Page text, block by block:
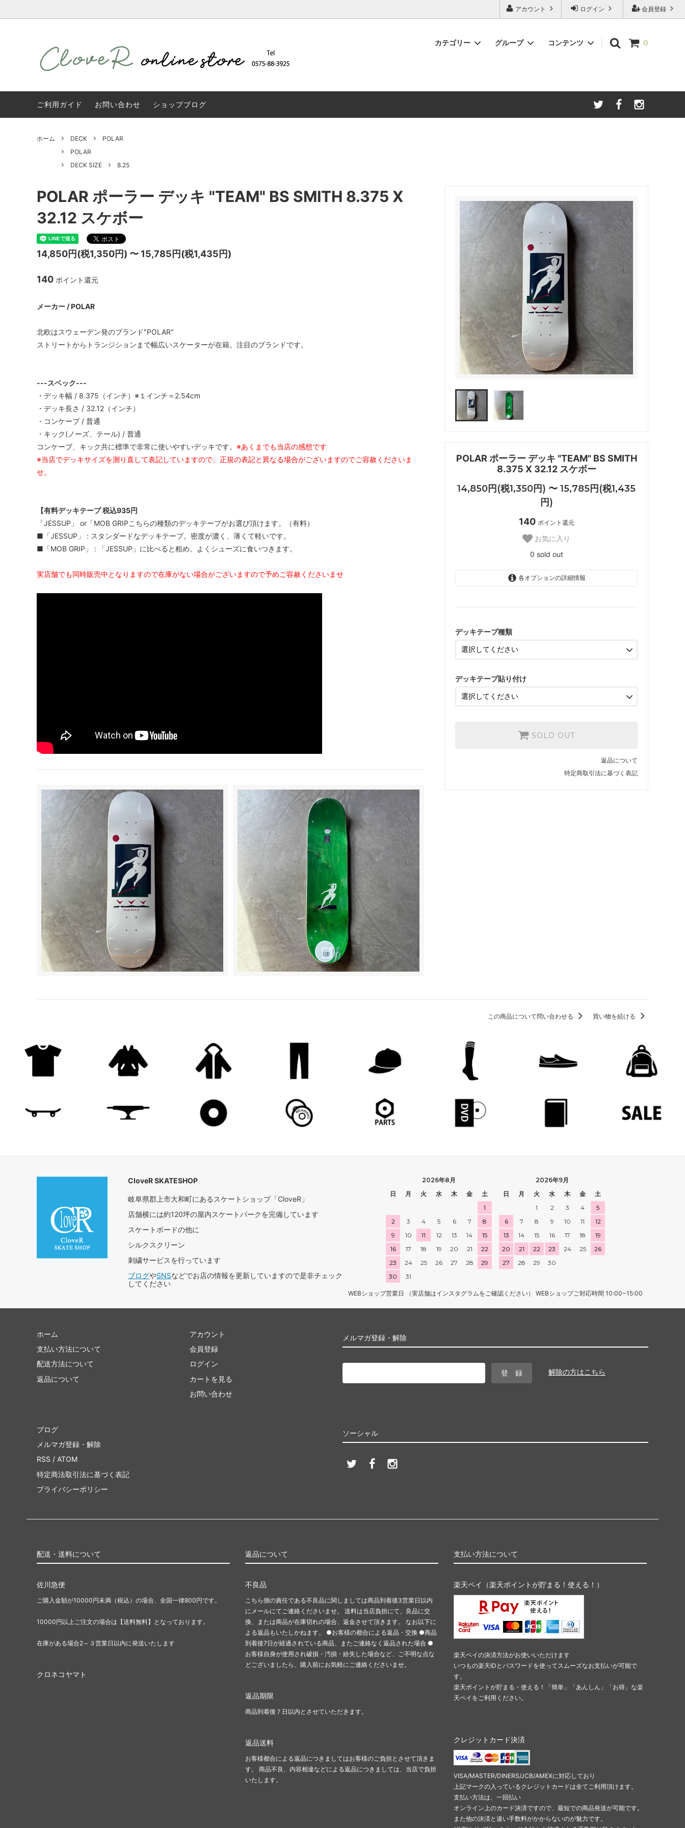
会員登録
ログイン
アカウント
0
カテゴリー
スケートボードの選び方 セット商品
APPAREL
グループ
T-SHIRT SWEAT JAKET PANTS
CAP
United Athle GOAT COMFORT COLORS Beaniiez
Winner caps
コンテンツ
ご利用ガイド お問い合わせ ショップブログ
ホーム DECK
POLAR
POLAR
DECK SIZE
8.25
POLAR ポーラー デッキ "TEAM" BS SMITH
8.375 X 32.12 スケボー
14,850円(税1,350円) 〜 15,785円(税1,435
円)
140 ポイント還元
お気に入り
0 sold out
各オプションの詳細情報
デッキテープ無し
15,785円(税1,435円)
デッキテープ種類
デッキテープ貼り付け
SOLD OUT
返品について
特定商取引法に基づく表記
POLAR ポーラー デッキ "TEAM" BS SMITH 8.375 X
32.12 スケボー
14,850円(税1,350円) 〜 15,785円(税1,435円)
140 ポイント還元
メーカー / POLAR
北欧はスウェーデン発のブランド"POLAR"
ストリートからトランジションまで幅広いスケーターが在籍。注目のブランドです。
---スベック---
・デッキ幅 / 8.375（インチ）※１インチ＝2.54cm
・デッキ長さ / 32.12（インチ）
・コンケーブ / 普通
・キック(ノーズ、テール) / 普通
コンケーブ、キック共に標準で非常に使いやすいデッキです。 ※あくまでも当店の感想です
※当店でデッキサイズを測り直して表記していますので、正規の表記と異なる場合がございますのでご容赦くださいま
せ。
【有料デッキテープ 税込935円
「JESSUP」 or「MOB GRIPこちらの種類のデッキテープがお選び頂けます。（有料）
■「JESSUP」 : スタンダードなデッキテープ。密度が濃く、薄くて軽いです。
■「MOB GRIP」 : 「JESSUP」に比べると粗め。よくシューズに食いつきます。
実店舗でも同時販売中となりますので在庫がない場合がございますので予めご容赦くださいませ
この商品について問い合わせる 買い物を続ける
CloveR SKATESHOP
岐阜県郡上市大和町にあるスケートショップ「CloveR」
店舗横には約120坪の屋内スケートパークを完備しています
スケートボードの他に
シルクスクリーン
刺繍サービスを行っています
ブログやSNSなどでお店の情報を更新していますので是非チェック
してください
2026年8月
日
月 火 水 木 金
土
1
2
3 4 5 6 7
8
9
10 11 12 13 14
15
16
17 18 19 20 21
22
23
24 25 26 27 28
29
30
31
2026年9月
日
月 火 水 木 金
土
1
2 3 4
5
6
7 8 9 10 11
12
13
14 15 16 17 18
19
20
21 22 23 24 25
26
27
28 29 30
WEBショップ営業日 （実店舗はインスタグラムをご確認ください） WEBショップご対応時間 10:00~15:00
メルマガ登録・解除
解除の方はこちら
ホーム
支払い方法について
配送方法について
返品について
アカウント
会員登録
ログイン
カートを見る
お問い合わせ
ソーシャル
ブログ
メルマガ登録・解除
RSS / ATOM
特定商法取引法に基づく表記
プライバシーポリシー
配送・送料について
佐川急便
ご購入金額が10000円未満（税込）の場合、全国一律800円です。
10000円以上ご注文の場合は【送料無料】となっております。
在庫がある場合2～３営業日以内に発送いたします
クロネコヤマト
返品について
不良品
こちら側の責任である不良品に関しましては商品到着後3営業日以内
にメールにてご連絡くださいませ。 送料は当店負担にて、良品に交
換、または商品が在庫切れの場合、返金させて頂きます。 なお以下に
よる返品もいたしかねます。 ●お客様の都合による返品・交換 ●商品
到着後7日が経過されている商品、またご連絡なく返品された場合 ●
お客様自身が使用され破損・汚損・紛失した場合など、ご不明な点な
どございましたら、購入前にお気軽にご連絡くださいませ。
返品期限
商品到着後７日以内とさせていただきます。
返品送料
お客様都合による返品につきましてはお客様のご負担とさせて頂きま
す。 商品不良、内容相違などによる返品につきましては、当店で負担
いたします。
支払い方法について
楽天ペイ（楽天ポイントが貯まる！使える！）
楽天ペイの決済方法がお使いいただけます
いつもの楽天IDとパスワードを使ってスムーズなお支払いが可能で
す。
楽天ポイントが貯まる・使える！「簡単」「あんしん」「お得」な楽
天ペイをご利用ください。
クレジットカード決済
VISA/MASTER/DINERS/JCB/AMEXに対応しており
上記マークの入っているクレジットカードは全てご利用頂けます。
支払い方法は、一回払い
オンライン上のカード決済ですので、最短での商品発送が可能です。
また他の決済と違い手数料がかからないのが魅力です。